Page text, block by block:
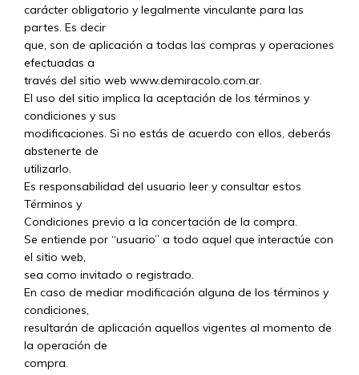
carácter obligatorio y legalmente vinculante para las
partes. Es decir
que, son de aplicación a todas las compras y operaciones
efectuadas a
través del sitio web www.demiracolo.com.ar.
El uso del sitio implica la aceptación de los términos y
condiciones y sus
modificaciones. Si no estás de acuerdo con ellos, deberás
abstenerte de
utilizarlo.
Es responsabilidad del usuario leer y consultar estos
Términos y
Condiciones previo a la concertación de la compra.
Se entiende por “usuario” a todo aquel que interactúe con
el sitio web,
sea como invitado o registrado.
En caso de mediar modificación alguna de los términos y
condiciones,
resultarán de aplicación aquellos vigentes al momento de
la operación de
compra.